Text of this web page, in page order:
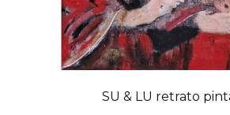
SU & LU retrato